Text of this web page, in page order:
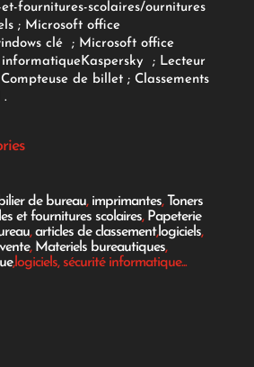
fournitures-scolaires/ournitures
; Microsoft office
clé; Microsoft office
informatiqueKaspersky ; Lecteur
Compteuse de billet; Classements
.
de bureau, imprimantes, Toners
et fournitures scolaires, Papeterie
,articles de classement,logiciels,
, Materiels bureautiques,
,logiciels, sécurité informatique...